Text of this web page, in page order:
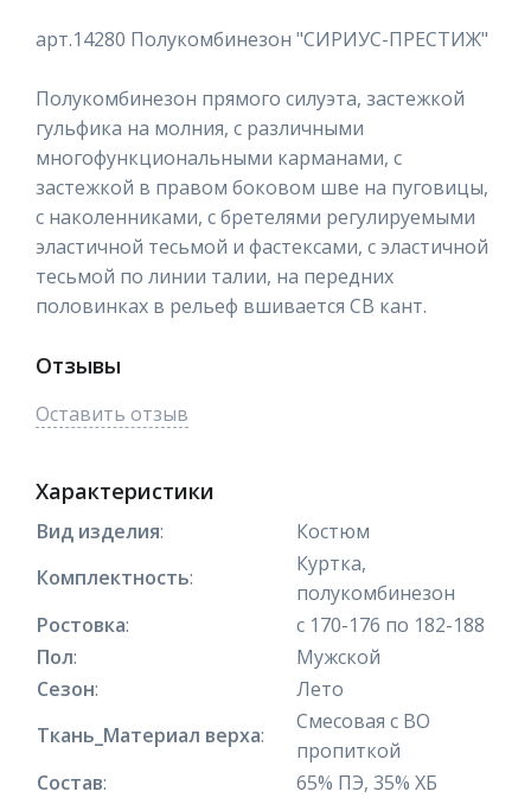
арт.14280 Полукомбинезон "СИРИУС-ПРЕСТИЖ"
Полукомбинезон прямого силуэта, застежкой
гульфика на молния, с различными
многофункциональными карманами, с
застежкой в правом боковом шве на пуговицы,
с наколенниками, с бретелями регулируемыми
эластичной тесьмой и фастексами, с эластичной
тесьмой по линии талии, на передних
половинках в рельеф вшивается СВ кант.
Отзывы
Оставить отзыв
Характеристики
Вид изделия:
Костюм
Комплектность:
Куртка,
полукомбинезон
Ростовка:
с 170-176 по 182-188
Пол:
Мужской
Сезон:
Лето
Ткань_Материал верха:
Смесовая с ВО
пропиткой
Состав:
65% ПЭ, 35% ХБ